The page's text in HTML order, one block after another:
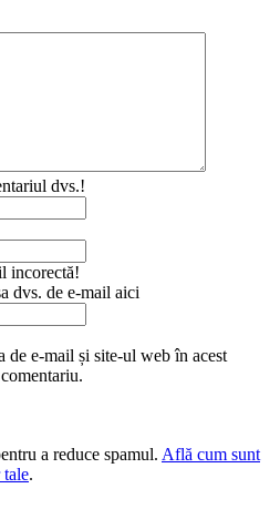
dvs.!
incorectă!
dvs. de e-mail aici
de e-mail și site-ul web în acest
a reduce spamul. Află cum sunt
tale.